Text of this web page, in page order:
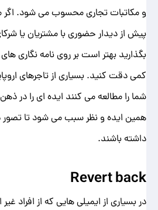
و مکاتبات تجاری محسوب می شود. اگر
پیش از دیدار حضوری با مشتریان یا
بگذارید بهتر است بر روی نامه نگاری
کمی دقت کنید. بسیاری از تاجرهای
شما را مطالعه می کنند ایده ای را در
همین ایده و نظر سبب می شود تا تصور
داشته باشند.
Revert back
در بسیاری از ایمیلی هایی که از افراد